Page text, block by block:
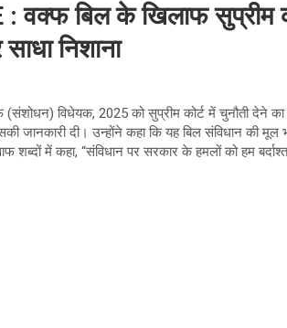
बिल के खिलाफ सुप्रीम
निशाना
विधेयक, 2025 को सुप्रीम कोर्ट में चुनौती देने का
जानकारी दी। उन्होंने कहा कि यह बिल संविधान की
शब्दों में कहा, “संविधान पर सरकार के हमलों को हम